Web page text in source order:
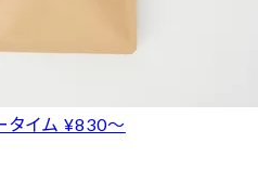
タイム ¥830〜